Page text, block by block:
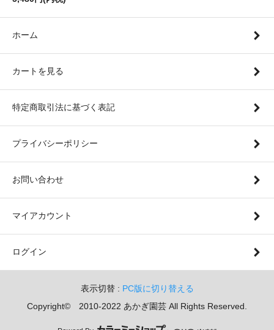
ホーム
カートを見る
特定商取引法に基づく表記
プライバシーポリシー
お問い合わせ
マイアカウント
ログイン
表示切替 : PC版に切り替える
Copyright© 2010-2022 あかぎ園芸 All Rights Reserved.